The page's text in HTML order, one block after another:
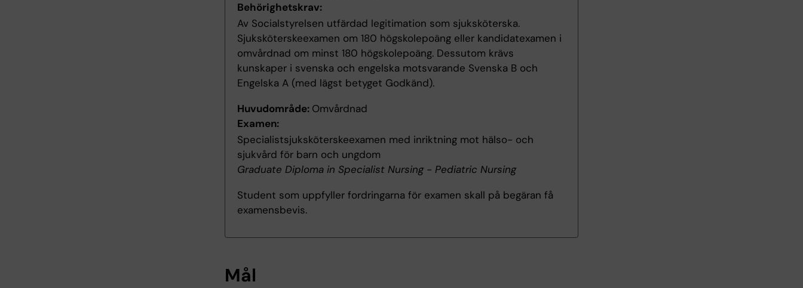
Behörighetskrav:
Av Socialstyrelsen utfärdad legitimation som sjuksköterska.
Sjuksköterskeexamen om 180 högskolepoäng eller kandidatexamen i
omvårdnad om minst 180 högskolepoäng. Dessutom krävs
kunskaper i svenska och engelska motsvarande Svenska B och
Engelska A (med lägst betyget Godkänd).
Huvudområde: Omvårdnad
Examen:
Specialistsjuksköterskeexamen med inriktning mot hälso- och
sjukvård för barn och ungdom
Graduate Diploma in Specialist Nursing - Pediatric Nursing
Student som uppfyller fordringarna för examen skall på begäran få
examensbevis.
Mål